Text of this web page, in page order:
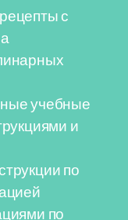
с
учебные
и
по
по